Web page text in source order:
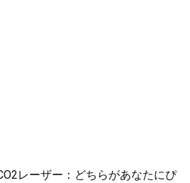
レーザー：どちらがあなたにぴ